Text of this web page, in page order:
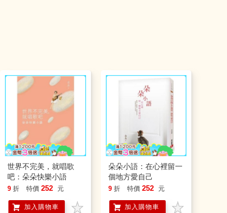
世界不完美，就唱歌
吧：朵朵快樂小語
9 折 特價 252 元
加入購物車
朵朵小語：在心裡留一
個地方愛自己
9 折 特價 252 元
加入購物車